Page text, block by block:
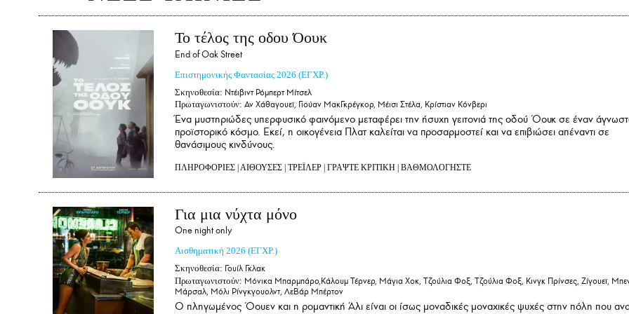
Το τέλος της οδου Όουκ
End of Oak Street
Επιστημονικής Φαντασίας 2026 (ΕΓΧΡ.)
Σκηνοθεσία: Ντέιβιντ Ρόμπερτ Μίτσελ
Πρωταγωνιστούν: Αν Χάθαγουεϊ, Γιούαν ΜακΓκρέγκορ, Μέισι Στέλα, Κρίστιαν Κόνβερι
Ένα μυστηριώδες υπερφυσικό φαινόμενο μεταφέρει την ήσυχη γειτονιά της οδού Όουκ σε έναν
προϊστορικό κόσμο. Εκεί, η οικογένεια Πλατ καλείται να προσαρμοστεί και να επιβιώσει απέναντι σε
θανάσιμους κινδύνους.
ΠΛΗΡΟΦΟΡΙΕΣ ΑΙΘΟΥΣΕΣ ΤΡΕΪΛΕΡ ΓΡΑΨΤΕ ΚΡΙΤΙΚΗ ΒΑΘΜΟΛΟΓΗΣΤΕ
Για μια νύχτα μόνο
One night only
Αισθηματική 2026 (ΕΓΧΡ.)
Σκηνοθεσία: Γουίλ Γκλακ
Πρωταγωνιστούν: Μόνικα Μπαρμπάρο,Κάλουμ Τέρνερ, Μάγια Χοκ, Τζούλια Φοξ, Τζούλια Φοξ, Κινγκ Πρίνσες, Ζίγουεϊ,
Μάρσαλ, Μόλι Ρίνγκγουολντ, ΛεΒάρ Μπέρτον
Ο πληγωμένος Όουεν και η ρομαντική Άλι είναι οι ίσως μοναδικές μοναχικές ψυχές στην πόλη που